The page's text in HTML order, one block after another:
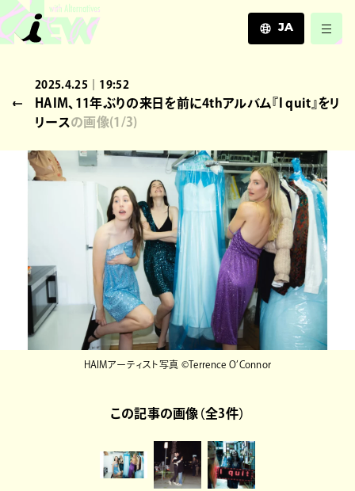
JA
ZH
2025.4.25｜19:52
HAIM、11年ぶりの来日を前に4thアルバム『I quit』をリ
リース の画像(1 /3)
HAIMアーティスト写真 ©Terrence O’Connor
この記事の画像（全3件）